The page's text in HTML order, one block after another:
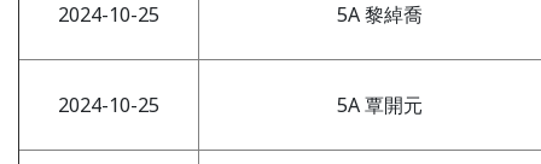
2024-10-25 5A 黎綽喬
2024-10-25 5A 覃開元